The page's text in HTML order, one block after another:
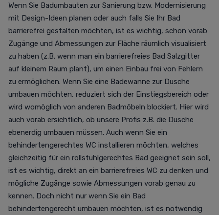
Wenn Sie Badumbauten zur Sanierung bzw. Modernisierung
mit Design-Ideen planen oder auch falls Sie Ihr Bad
barrierefrei gestalten möchten, ist es wichtig, schon vorab
Zugänge und Abmessungen zur Fläche räumlich visualisiert
zu haben (z.B. wenn man ein barrierefreies Bad Salzgitter
auf kleinem Raum plant), um einen Einbau frei von Fehlern
zu ermöglichen. Wenn Sie eine Badewanne zur Dusche
umbauen möchten, reduziert sich der Einstiegsbereich oder
wird womöglich von anderen Badmöbeln blockiert. Hier wird
auch vorab ersichtlich, ob unsere Profis z.B. die Dusche
ebenerdig umbauen müssen. Auch wenn Sie ein
behindertengerechtes WC installieren möchten, welches
gleichzeitig für ein rollstuhlgerechtes Bad geeignet sein soll,
ist es wichtig, direkt an ein barrierefreies WC zu denken und
mögliche Zugänge sowie Abmessungen vorab genau zu
kennen. Doch nicht nur wenn Sie ein Bad
behindertengerecht umbauen möchten, ist es notwendig